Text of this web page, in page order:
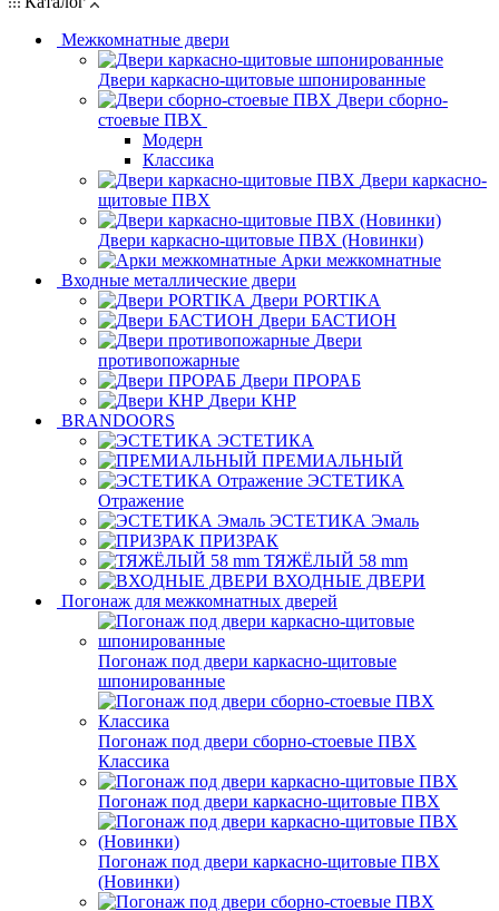
Межкомнатные двери
Двери каркасно-щитовые шпонированные
Двери сборно-
стоевые ПВХ
Модерн
Классика
Двери каркасно-
щитовые ПВХ
Двери каркасно-щитовые ПВХ (Новинки)
Арки межкомнатные
Входные металлические двери
Двери PORTIKA
Двери БАСТИОН
Двери
противопожарные
Двери ПРОРАБ
Двери КНР
BRANDOORS
ЭСТЕТИКА
ПРЕМИАЛЬНЫЙ
ЭСТЕТИКА
Отражение
ЭСТЕТИКА Эмаль
ПРИЗРАК
ТЯЖЁЛЫЙ 58 mm
ВХОДНЫЕ ДВЕРИ
Погонаж для межкомнатных дверей
Погонаж под двери каркасно-щитовые
шпонированные
Погонаж под двери сборно-стоевые ПВХ
Классика
Погонаж под двери каркасно-щитовые ПВХ
Погонаж под двери каркасно-щитовые ПВХ
(Новинки)